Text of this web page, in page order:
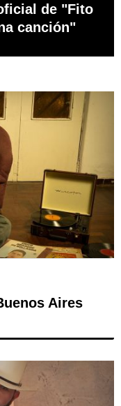
de "Fito
canción"
Aires